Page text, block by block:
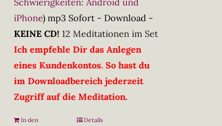
Schwierigkeiten: Android und
iPhone) mp3 Sofort - Download -
KEINE CD! 12 Meditationen im Set
Ich empfehle Dir das Anlegen
eines Kundenkontos. So hast du
im Downloadbereich jederzeit
Zugriff auf die Meditation.
In den
Details